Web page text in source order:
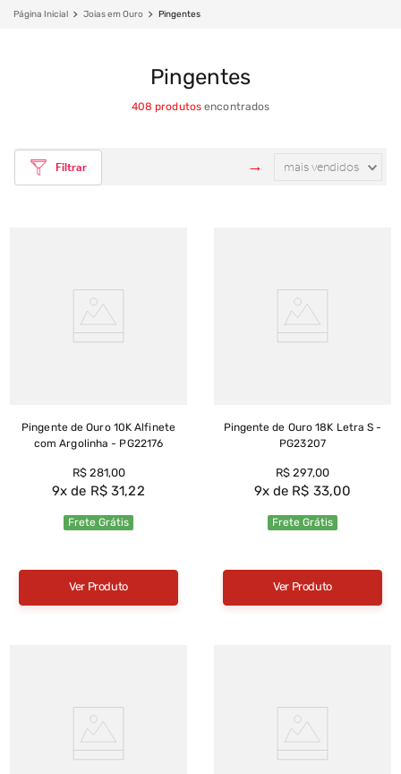
Joias em Ouro Pingentes
Pingentes
408 produtos
Filtrar mais vendidos
Pingente de Ouro 10K Alfinete
com Argolinha - PG22176
R$ 281,00
9 R$ 31,22
Frete Grátis
Ver Produto
Pingente de Ouro 18K Letra S -
PG23207
R$ 297,00
9 R$ 33,00
Frete Grátis
Ver Produto